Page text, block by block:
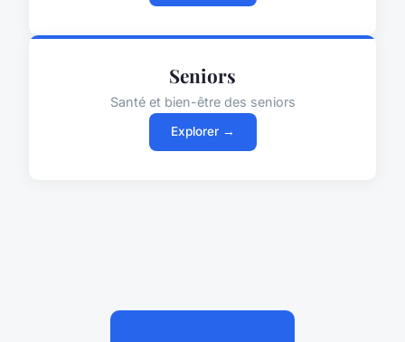
Seniors
Santé et bien-être des seniors
Explorer →